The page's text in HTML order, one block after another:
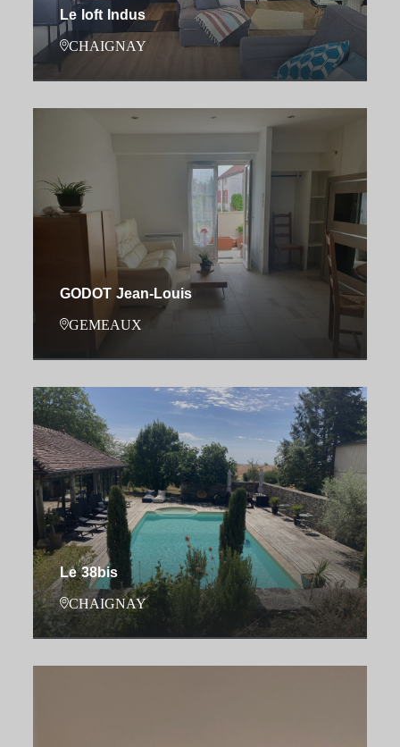
Le loft Indus
CHAIGNAY
GODOT Jean-Louis
GEMEAUX
Le 38bis
CHAIGNAY